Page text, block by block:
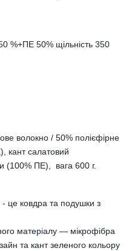
%+ПЕ 50% щільність 350
волокно / 50% полієфірне
кант салатовий
(100% ПЕ), вага 600 г.
це ковдра та подушки з
матеріалу — мікрофібра
та кант зеленого кольору